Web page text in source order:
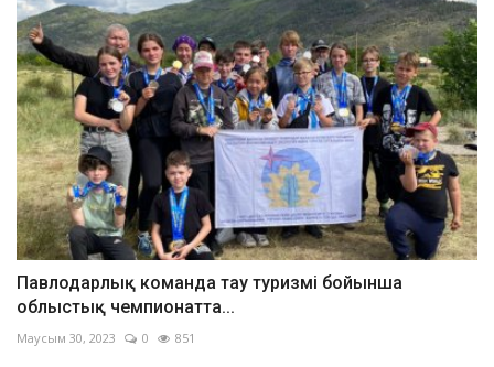
Павлодарлық команда тау туризмі бойынша
облыстық чемпионатта...
Маусым 30, 2023 0 851